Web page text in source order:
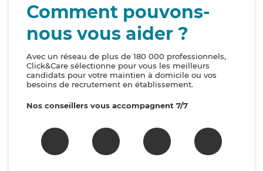
Comment pouvons-
nous vous aider ?
Avec un réseau de plus de 180 000 professionnels,
Click&Care sélectionne pour vous les meilleurs
candidats pour votre maintien à domicile ou vos
besoins de recrutement en établissement.
Nos conseillers vous accompagnent 7/7